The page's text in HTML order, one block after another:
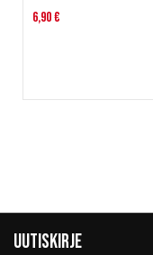
6,90 €
Uutiskirje